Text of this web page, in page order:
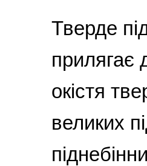
Тверде
прилягає
окістя
великих